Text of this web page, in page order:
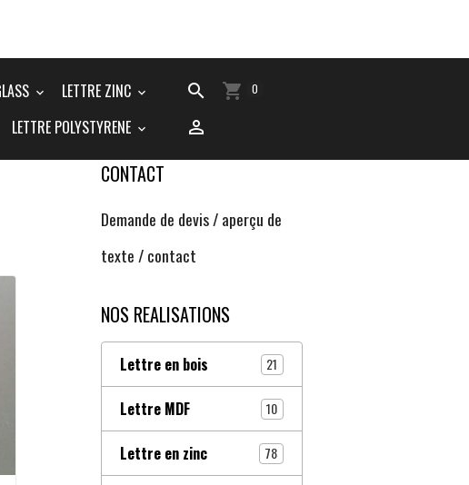
LETTRE ZINC
LETTRE POLYSTYRENE
0
CONTACT
Demande de devis / aperçu de
texte / contact
NOS REALISATIONS
Lettre en bois 21
Lettre MDF 10
Lettre en zinc 78